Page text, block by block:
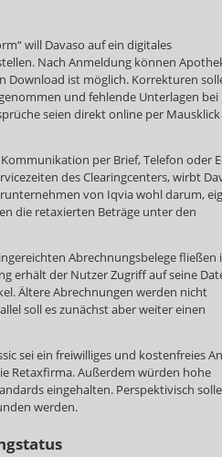
will Davaso auf ein digitales
Nach Anmeldung können
Download ist möglich. Korrekturen
und fehlende Unterlagen bei
seien direkt online per Mausklick
per Brief, Telefon oder
des Clearingcenters, wirbt
von Iqvia wohl darum,
die retaxierten Beträge unter den
Abrechnungsbelege fließen
erhält der Nutzer Zugriff auf seine
Ältere Abrechnungen werden nicht
soll es zunächst aber weiter einen
sei ein freiwilliges und kostenfreies
Retaxfirma. Außerdem würden hohe
eingehalten. Perspektivisch
werden.